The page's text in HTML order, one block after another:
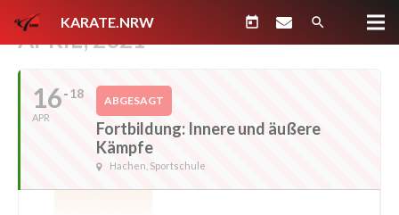
KARATE.NRW today search
APRIL, 2021
16
APR
18 ABGESAGT
Fortbildung: Innere und äußere
Kämpfe
Hachen, Sportschule